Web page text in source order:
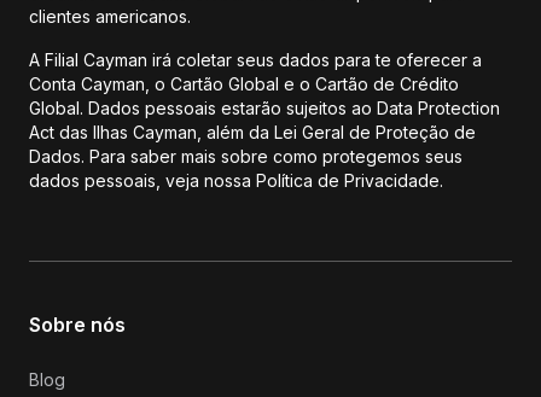
clientes americanos.
A Filial Cayman irá coletar seus dados para te oferecer a
Conta Cayman, o Cartão Global e o Cartão de Crédito
Global. Dados pessoais estarão sujeitos ao Data Protection
Act das Ilhas Cayman, além da Lei Geral de Proteção de
Dados. Para saber mais sobre como protegemos seus
dados pessoais, veja nossa Política de Privacidade.
Sobre nós
Blog